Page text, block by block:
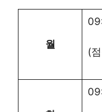
월
(